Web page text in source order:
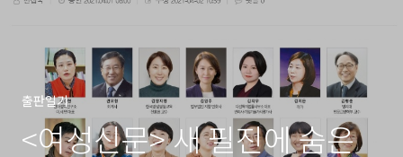
출판일기
<여성신문> 새 필진에 숨은